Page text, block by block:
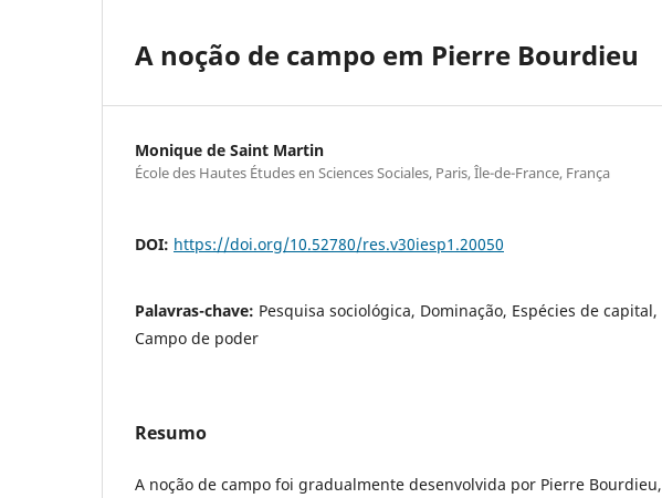
A noção de campo em Pierre Bourdieu
Monique de Saint Martin
École des Hautes Études en Sciences Sociales, Paris, Île-de-France, França
DOI: https://doi.org/10.52780/res.v30iesp1.20050
Palavras-chave: Pesquisa sociológica, Dominação, Espécies de capital,
Campo de poder
Resumo
A noção de campo foi gradualmente desenvolvida por Pierre Bourdieu,